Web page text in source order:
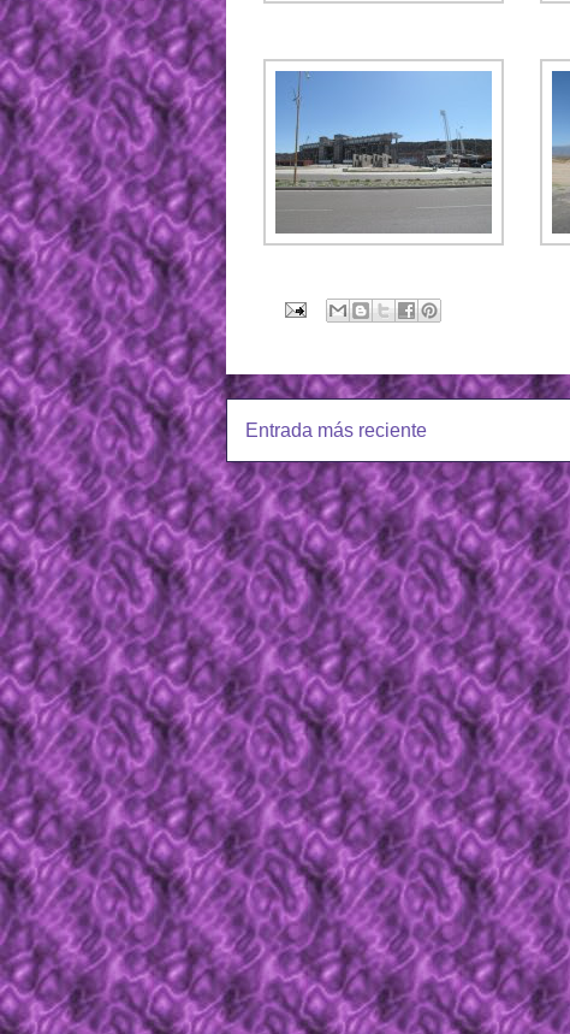
Entrada más reciente